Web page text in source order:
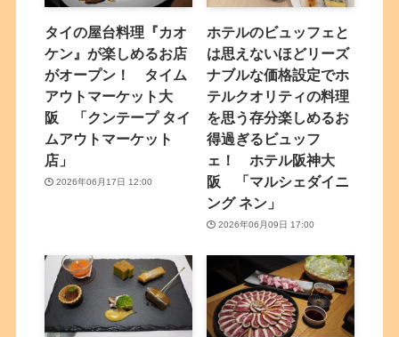
タイの屋台料理『カオ
ケン』が楽しめるお店
がオープン！ タイム
アウトマーケット大
阪 「クンテープ タイ
ムアウトマーケット
店」
2026年06月17日 12:00
ホテルのビュッフェと
は思えないほどリーズ
ナブルな価格設定でホ
テルクオリティの料理
を思う存分楽しめるお
得過ぎるビュッフ
ェ！ ホテル阪神大
阪 「マルシェダイニ
ング ネン」
2026年06月09日 17:00